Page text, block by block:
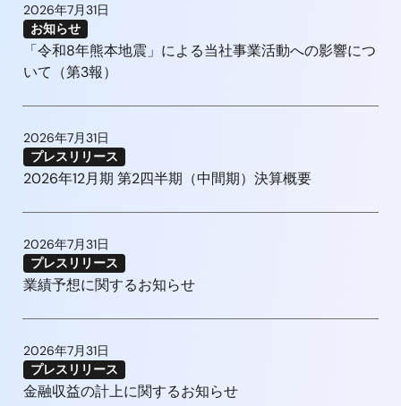
2026年7月31日
お知らせ
「令和8年熊本地震」による当社事業活動への影響につ
いて（第3報）
2026年7月31日
プレスリリース
2026年12月期 第2四半期（中間期）決算概要
2026年7月31日
プレスリリース
業績予想に関するお知らせ
2026年7月31日
プレスリリース
金融収益の計上に関するお知らせ